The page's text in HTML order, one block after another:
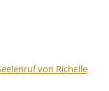
von Richelle